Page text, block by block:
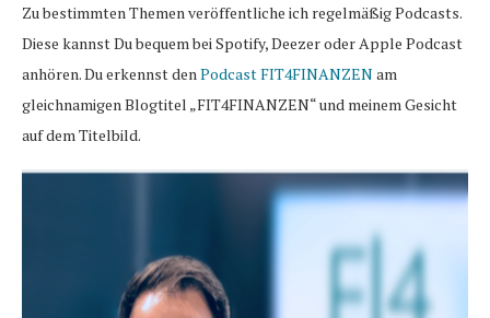
Zu bestimmten Themen veröffentliche ich regelmäßig Podcasts.
Diese kannst Du bequem bei Spotify, Deezer oder Apple Podcast
anhören. Du erkennst den Podcast FIT4FINANZENam
gleichnamigen Blogtitel „FIT4FINANZEN“ und meinem Gesicht
auf dem Titelbild.